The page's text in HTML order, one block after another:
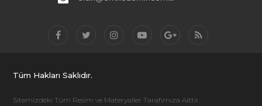
Tüm Hakları Saklıdır.
Sitemizdeki Tüm Resim ve Materyaller Tarafımıza Aittir.